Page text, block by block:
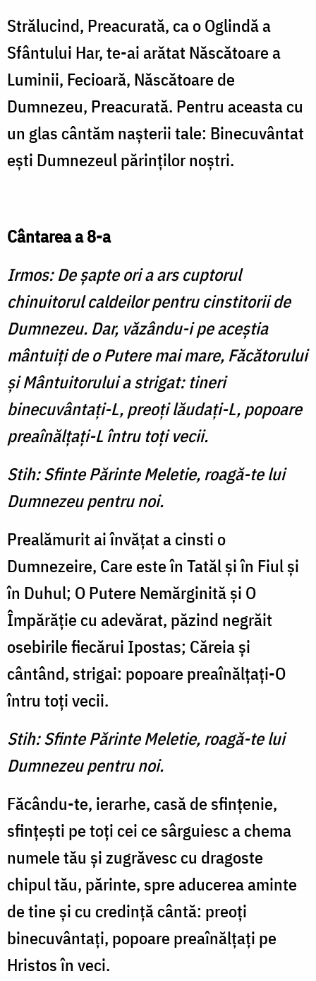
Strălucind, Preacurată, ca o Oglindă a
Sfântului Har, te-ai arătat Născătoare a
Luminii, Fecioară, Născătoare de
Dumnezeu, Preacurată. Pentru aceasta cu
un glas cântăm naşterii tale: Binecuvântat
eşti Dumnezeul părinţilor noştri.
Cântarea a 8-a
Irmos: De şapte ori a ars cuptorul
chinuitorul caldeilor pentru cinstitorii de
Dumnezeu. Dar, văzându-i pe aceştia
mântuiţi de o Putere mai mare, Făcătorului
şi Mântuitorului a strigat: tineri
binecuvântaţi-L, preoţi lăudaţi-L, popoare
preaînălţaţi-L întru toţi vecii.
Stih: Sfinte Părinte Meletie, roagă-te lui
Dumnezeu pentru noi.
Prealămurit ai învăţat a cinsti o
Dumnezeire, Care este în Tatăl şi în Fiul şi
în Duhul; O Putere Nemărginită şi O
Împărăţie cu adevărat, păzind negrăit
osebirile fiecărui Ipostas; Căreia şi
cântând, strigai: popoare preaînălţaţi-O
întru toţi vecii.
Stih: Sfinte Părinte Meletie, roagă-te lui
Dumnezeu pentru noi.
Făcându-te, ierarhe, casă de sfinţenie,
sfinţeşti pe toţi cei ce sârguiesc a chema
numele tău şi zugrăvesc cu dragoste
chipul tău, părinte, spre aducerea aminte
de tine şi cu credinţă cântă: preoţi
binecuvântaţi, popoare preaînălţaţi pe
Hristos în veci.